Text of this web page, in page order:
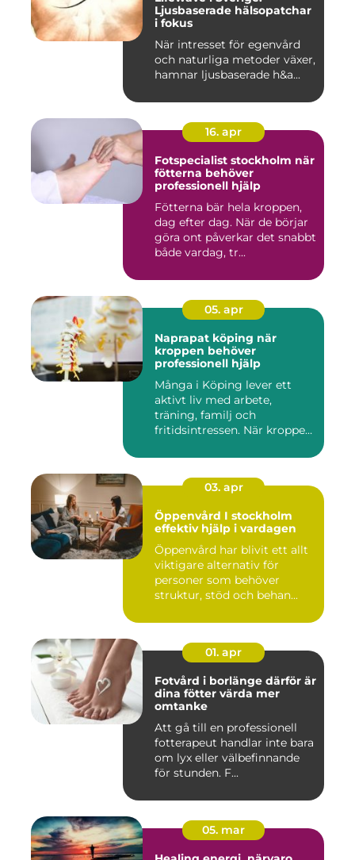
Ljusbaserade hälsopatchar
i fokus
När intresset för egenvård
och naturliga metoder växer,
hamnar ljusbaserade h&a...
16. apr
Fotspecialist stockholm när
fötterna behöver
professionell hjälp
Fötterna bär hela kroppen,
dag efter dag. När de börjar
göra ont påverkar det snabbt
både vardag, tr...
05. apr
Naprapat köping när
kroppen behöver
professionell hjälp
Många i Köping lever ett
aktivt liv med arbete,
träning, familj och
fritidsintressen. När kroppen
03. apr
Öppenvård I stockholm
effektiv hjälp i vardagen
Öppenvård har blivit ett allt
viktigare alternativ för
personer som behöver
struktur, stöd och behan...
01. apr
Fotvård i borlänge därför är
dina fötter värda mer
omtanke
Att gå till en professionell
fotterapeut handlar inte bara
om lyx eller välbefinnande
för stunden. F...
05. mar